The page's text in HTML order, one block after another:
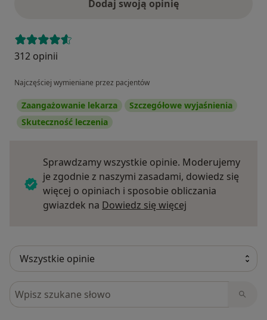
Dodaj swoją opinię
312 opinii
Najczęściej wymieniane przez pacjentów
Zaangażowanie lekarza
Szczegółowe wyjaśnienia
Skuteczność leczenia
Sprawdzamy wszystkie opinie. Moderujemy
je zgodnie z naszymi zasadami, dowiedz się
więcej o opiniach i sposobie obliczania
gwiazdek na Dowiedz się więcej
Szukaj w opiniach